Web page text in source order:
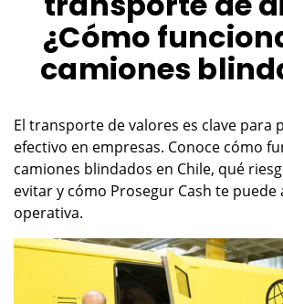
¿Cómo
camiones
El transporte de valores es clave para
efectivo en empresas. Conoce cómo
camiones blindados en Chile, qué
evitar y cómo Prosegur Cash te puede
operativa.